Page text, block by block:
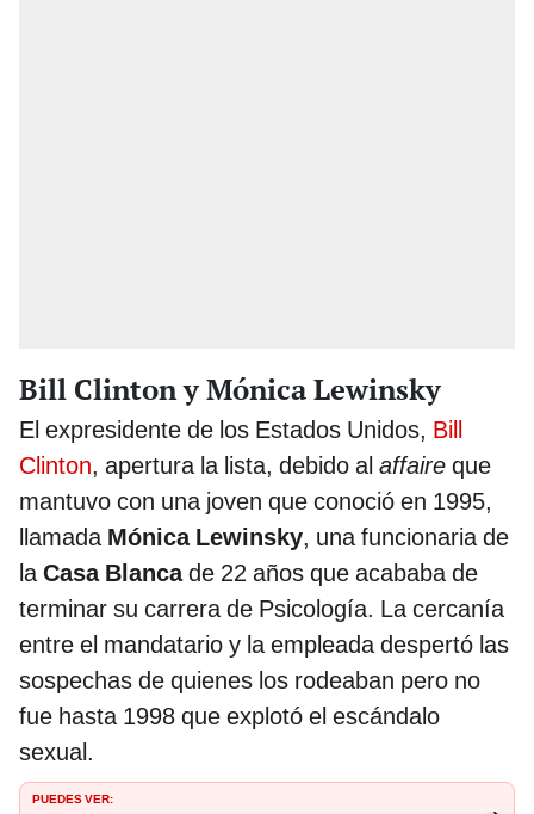
Bill Clinton y Mónica Lewinsky
El expresidente de los Estados Unidos, Bill
Clinton, apertura la lista, debido al affaire que
mantuvo con una joven que conoció en 1995,
llamada Mónica Lewinsky, una funcionaria de
laCasa Blancade 22 años que acababa de
terminar su carrera de Psicología. La cercanía
entre el mandatario y la empleada despertó las
sospechas de quienes los rodeaban pero no
fue hasta 1998 que explotó el escándalo
sexual.
PUEDES VER: